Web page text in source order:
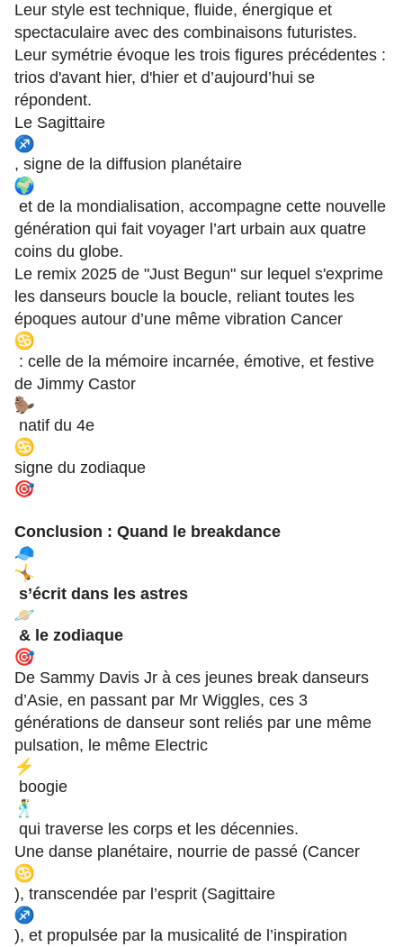
Leur style est technique, fluide, énergique et
spectaculaire avec des combinaisons futuristes.
Leur symétrie évoque les trois figures précédentes :
trios d'avant hier, d'hier et d’aujourd’hui se
répondent.
Le Sagittaire
, signe de la diffusion planétaire
et de la mondialisation, accompagne cette nouvelle
génération qui fait voyager l’art urbain aux quatre
coins du globe.
Le remix 2025 de "Just Begun" sur lequel s'exprime
les danseurs boucle la boucle, reliant toutes les
époques autour d’une même vibration Cancer
: celle de la mémoire incarnée, émotive, et festive
de Jimmy Castor
natif du 4e
signe du zodiaque
Conclusion : Quand le breakdance
s’écrit dans les astres
& le zodiaque
De Sammy Davis Jr à ces jeunes break danseurs
d’Asie, en passant par Mr Wiggles, ces 3
générations de danseur sont reliés par une même
pulsation, le même Electric
boogie
qui traverse les corps et les décennies.
Une danse planétaire, nourrie de passé (Cancer
), transcendée par l’esprit (Sagittaire
), et propulsée par la musicalité de l’inspiration